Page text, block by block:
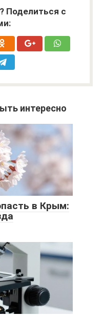
Поделиться с
интересно
в Крым: